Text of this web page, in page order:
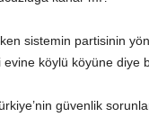
sistemin partisinin
evine köylü köyüne diye
güvenlik